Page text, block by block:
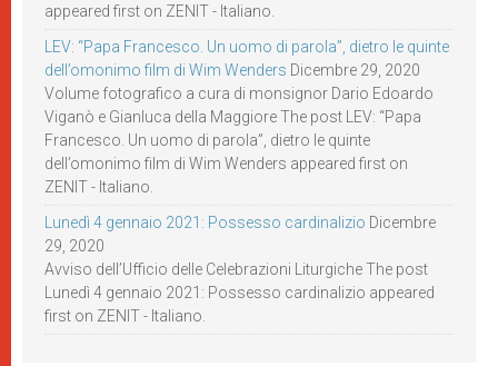
appeared first on ZENIT - Italiano.
LEV: “Papa Francesco. Un uomo di parola”, dietro le quinte
dell’omonimo film di Wim Wenders Dicembre 29, 2020
Volume fotografico a cura di monsignor Dario Edoardo
Viganò e Gianluca della Maggiore The post LEV: “Papa
Francesco. Un uomo di parola”, dietro le quinte
dell’omonimo film di Wim Wenders appeared first on
ZENIT - Italiano.
Lunedì 4 gennaio 2021: Possesso cardinalizio Dicembre
29, 2020
Avviso dell’Ufficio delle Celebrazioni Liturgiche The post
Lunedì 4 gennaio 2021: Possesso cardinalizio appeared
first on ZENIT - Italiano.